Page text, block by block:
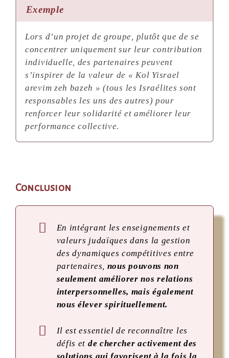
Exemple
Lors d’un projet de groupe, plutôt que de se
concentrer uniquement sur leur contribution
individuelle, des partenaires peuvent
s’inspirer de la valeur de « Kol Yisrael
arevim zeh bazeh » (tous les Israélites sont
responsables les uns des autres) pour
renforcer leur solidarité et améliorer leur
performance collective.
Conclusion
En intégrant les enseignements et
valeurs judaïques dans la gestion
des dynamiques compétitives entre
partenaires, nous pouvons non
seulement améliorer nos relations
interpersonnelles, mais également
nous élever spirituellement.
Il est essentiel de reconnaître les
défis et de chercher activement des